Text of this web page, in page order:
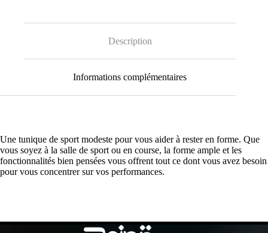
Description
Informations complémentaires
Une tunique de sport modeste pour vous aider à rester en forme. Que
vous soyez à la salle de sport ou en course, la forme ample et les
fonctionnalités bien pensées vous offrent tout ce dont vous avez besoin
pour vous concentrer sur vos performances.